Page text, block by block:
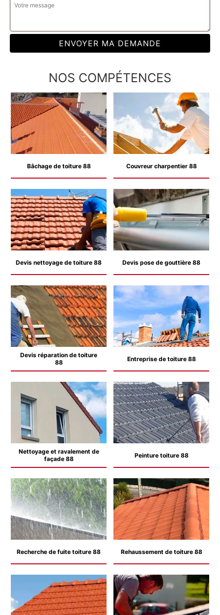
NOS COMPÉTENCES
Bâchage de toiture 88 Couvreur charpentier 88
Devis nettoyage de toiture 88 Devis pose de gouttière 88
Devis réparation de toiture
88
Entreprise de toiture 88
Nettoyage et ravalement de
façade 88
Peinture toiture 88
Recherche de fuite toiture 88 Rehaussement de toiture 88